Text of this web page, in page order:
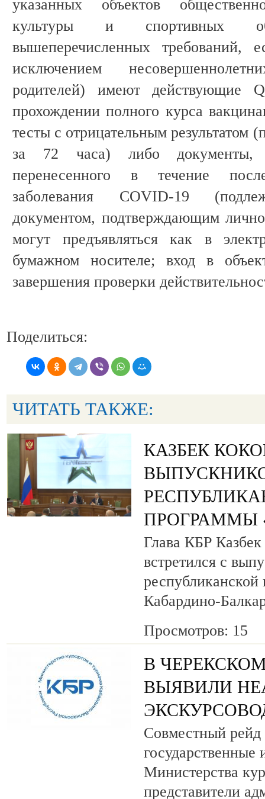
указанных объектов
культуры и спортивных
вышеперечисленных требований,
исключением
родителей) имеют действующие
прохождении полного курса
тесты с отрицательным результатом
за 72 часа) либо документы,
перенесенного в течение
заболевания COVID-19
документом, подтверждающим
могут предъявляться как в
бумажном носителе; вход в
завершения проверки
Поделиться:
ЧИТАТЬ ТАКЖЕ:
КАЗБЕК
ПРОГРАММЫ
Глава КБР Казбек
встретился с
Кабардино-
Просмотров: 15
В
ВЫЯВИЛИ
Совместный рейд
государственные
Министерства
представители